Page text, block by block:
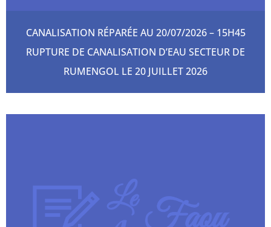
CANALISATION RÉPARÉE AU 20/07/2026 – 15H45
RUPTURE DE CANALISATION D’EAU SECTEUR DE
RUMENGOL LE 20 JUILLET 2026